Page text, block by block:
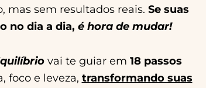
mas sem resultados reais. Se suas
no dia a dia, é hora de mudar!
vai te guiar em 18 passos
foco e leveza, transformando suas